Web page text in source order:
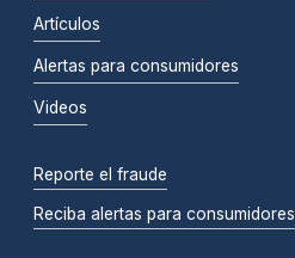
Artículos
Alertas para consumidores
Videos
Reporte el fraude
Reciba alertas para consumidores